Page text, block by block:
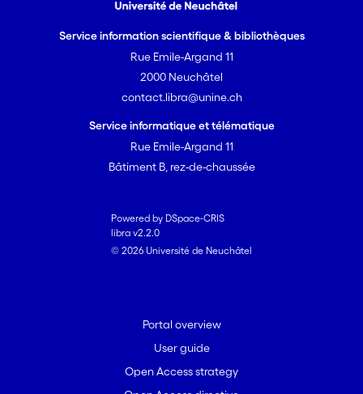
Service information scientifique & bibliothèques
Rue Emile-Argand 11
2000 Neuchâtel
contact.libra@unine.ch
Service informatique et télématique
Rue Emile-Argand 11
Bâtiment B, rez-de-chaussée
Powered by DSpace-CRIS
libra v2.2.0
© 2026 Université de Neuchâtel
Portal overview
User guide
Open Access strategy